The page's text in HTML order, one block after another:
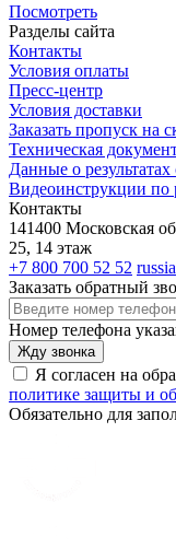
Посмотреть
Разделы сайта
Контакты
Условия оплаты
Пресс-центр
Условия доставки
Заказать пропуск на
Техническая
Данные о
Видеоинструкции по
Контакты
141400 Московская
25, 14 этаж
+7 800 700 52 52
Заказать обратный
Номер телефона
Жду звонка
Я согласен на
политике защиты и
Обязательно для